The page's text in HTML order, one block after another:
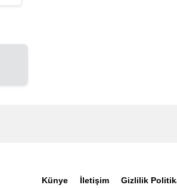
Künye İletişim Gizlilik